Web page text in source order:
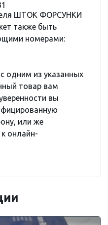
ШТОК ФОРСУНКИ
также быть
номерами:
одним из указанных
товар вам
вы
или же
онлайн-